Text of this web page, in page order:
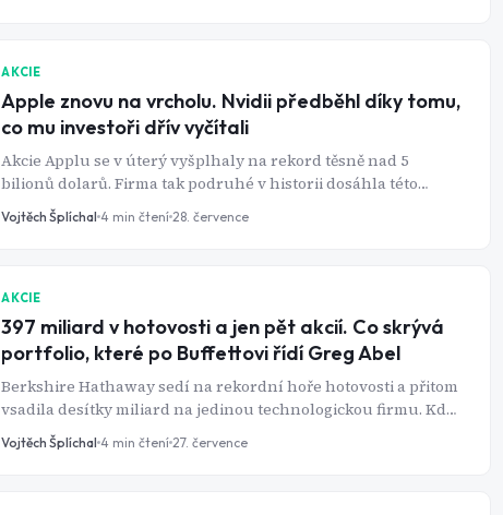
AKCIE
Apple znovu na vrcholu. Nvidii předběhl díky tomu,
co mu investoři dřív vyčítali
Akcie Applu se v úterý vyšplhaly na rekord těsně nad 5
bilionů dolarů. Firma tak podruhé v historii dosáhla této
hranice - a připravila Nvidii o titul nejhodnotnější společnosti
světa.
Vojtěch Šplíchal 4 min čtení 28. července
AKCIE
397 miliard v hotovosti a jen pět akcií. Co skrývá
portfolio, které po Buffettovi řídí Greg Abel
Berkshire Hathaway sedí na rekordní hoře hotovosti a přitom
vsadila desítky miliard na jedinou technologickou firmu. Kdo
za tím rozhodnutím skutečně stojí?
Vojtěch Šplíchal 4 min čtení 27. července